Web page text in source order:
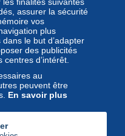
et décalé sur
et leurs
assurer la sécurité
vos
plus
le but d’adapter
des publicités
d’intérêt.
au
peuvent être
En savoir plus